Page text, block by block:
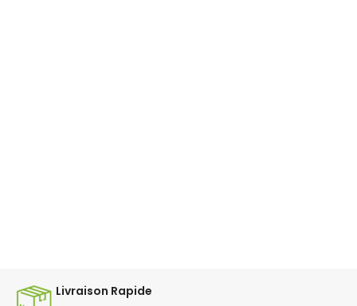
Livraison Rapide